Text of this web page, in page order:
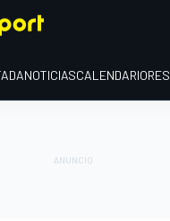
NOTICIASCALENDARIO